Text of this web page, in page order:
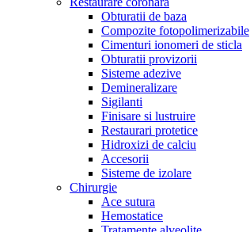
Obturatii de baza
Compozite fotopolimerizabile
Cimenturi ionomeri de sticla
Obturatii provizorii
Sisteme adezive
Demineralizare
Sigilanti
Finisare si lustruire
Restaurari protetice
Hidroxizi de calciu
Accesorii
Sisteme de izolare
Chirurgie
Ace sutura
Hemostatice